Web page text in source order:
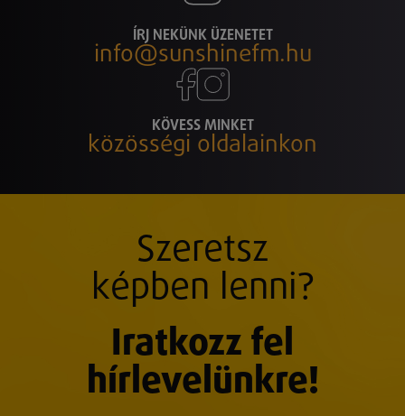
ÍRJ NEKÜNK ÜZENETET
info@sunshinefm.hu
KÖVESS MINKET
közösségi oldalainkon
Szeretsz
képben lenni?
Iratkozz fel
hírlevelünkre!